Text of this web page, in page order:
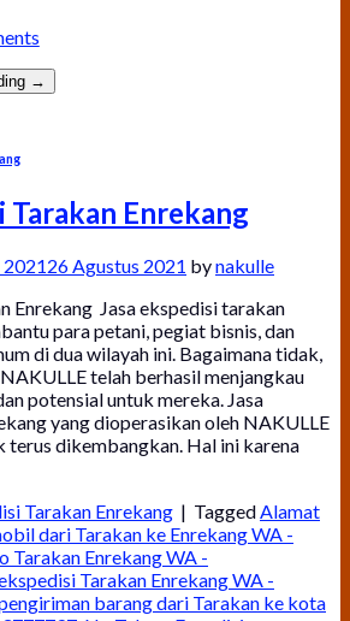
→
Tarakan Enrekang
26 Agustus 2021 bynakulle
Enrekang Jasa ekspedisi tarakan
para petani, pegiat bisnis, dan
di dua wilayah ini. Bagaimana tidak,
telah berhasil menjangkau
potensial untuk mereka. Jasa
yang dioperasikan oleh NAKULLE
terus dikembangkan. Hal ini karena
Tarakan Enrekang | TaggedAlamat
dari Tarakan ke Enrekang WA -
Tarakan Enrekang WA -
Tarakan Enrekang WA -
barang dari Tarakan ke kota